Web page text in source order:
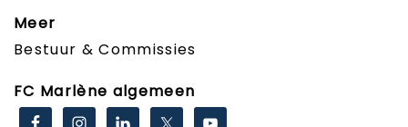
Meer
Bestuur & Commissies
FC Marlène algemeen